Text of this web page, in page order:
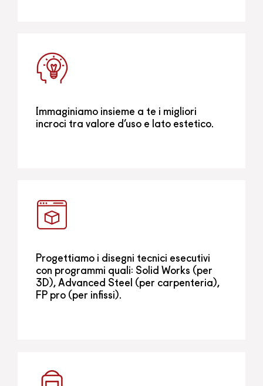
Immaginiamo insieme a te i migliori
incroci tra valore d’uso e lato estetico.
Progettiamo i disegni tecnici esecutivi
con programmi quali: Solid Works (per
3D), Advanced Steel (per carpenteria),
FP pro (per infissi).